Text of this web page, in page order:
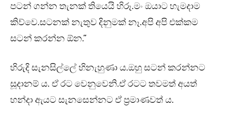
පටන් ගන්න තැනක් තියෙයි හිරූ.මං ඔයාට හැමදාම
කිව්වෙ.සටනක් නැතුව දිනුමක් නෑ.අපි අපි එක්කම
සටන් කරන්න ඕන.”
හිරුදි සැනසිල්ලේ හිනැහුණා ය.ඔහු සටන් කරන්නට
සූදානම් ය. ඒ රට වෙනුවෙනි.ඒ රටට තවමත් අයත්
හන්දා ඇයට සැනසෙන්නට ඒ ප්‍රමාණවත් ය.